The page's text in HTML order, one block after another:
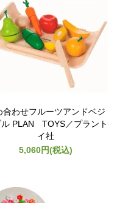
合わせフルーツアンドベジ
ル PLAN TOYS／プラント
イ社
5,060円(税込)